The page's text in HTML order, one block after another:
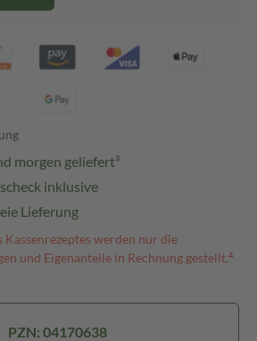
morgen geliefert³
inklusive
Lieferung
Kassenrezeptes werden nur die
und Eigenanteile in Rechnung gestellt.⁴
PZN: 04170638